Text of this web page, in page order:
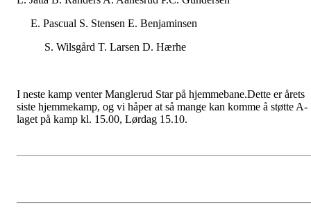
E. Pascual S. Stensen E. Benjaminsen
S. Wilsgård T. Larsen D. Hærhe
I neste kamp venter Manglerud Star på hjemmebane.Dette er årets
siste hjemmekamp, og vi håper at så mange kan komme å støtte A-
laget på kamp kl. 15.00, Lørdag 15.10.